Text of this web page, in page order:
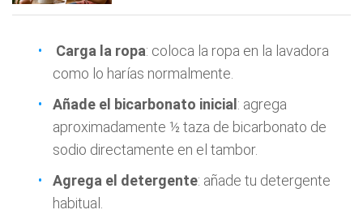
Carga la ropa: coloca la ropa en la lavadora
como lo harías normalmente.
Añade el bicarbonato inicial : agrega
aproximadamente ½ taza de bicarbonato de
sodio directamente en el tambor.
Agrega el detergente: añade tu detergente
habitual.